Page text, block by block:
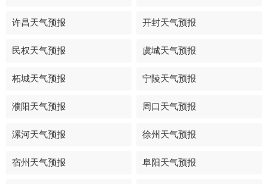
许昌天气预报 开封天气预报
民权天气预报 虞城天气预报
柘城天气预报 宁陵天气预报
濮阳天气预报 周口天气预报
漯河天气预报 徐州天气预报
宿州天气预报 阜阳天气预报